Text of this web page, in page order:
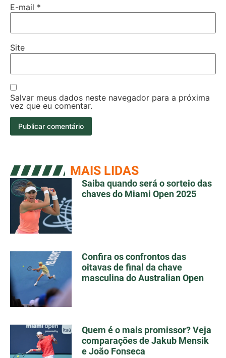
E-mail *
Site
Salvar meus dados neste navegador para a próxima
vez que eu comentar.
MAIS LIDAS
Saiba quando será o sorteio das
chaves do Miami Open 2025
Confira os confrontos das
oitavas de final da chave
masculina do Australian Open
Quem é o mais promissor? Veja
comparações de Jakub Mensik
e João Fonseca